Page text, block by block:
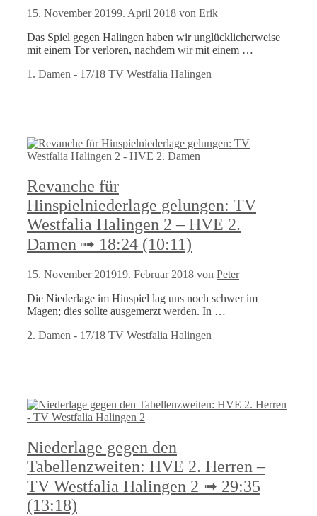
15. November 20199. April 2018 von Erik
Das Spiel gegen Halingen haben wir unglücklicherweise
mit einem Tor verloren, nachdem wir mit einem …
Kategorien
1. Damen - 17/18 Schlagwörter
TV Westfalia Halingen
Revanche für
Hinspielniederlage gelungen: TV
Westfalia Halingen 2 – HVE 2.
Damen ➟ 18:24 (10:11)
15. November 201919. Februar 2018 von Peter
Die Niederlage im Hinspiel lag uns noch schwer im
Magen; dies sollte ausgemerzt werden. In …
Kategorien
2. Damen - 17/18 Schlagwörter
TV Westfalia Halingen
Niederlage gegen den
Tabellenzweiten: HVE 2. Herren –
TV Westfalia Halingen 2 ➟ 29:35
(13:18)